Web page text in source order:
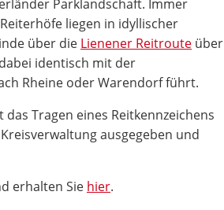
Parklandschaft. Immer
liegen in idyllischer
über die Lienener Reitroute über
identisch mit der
Rheine oder Warendorf führt.
Tragen eines Reitkennzeichens
ausgegeben und
erhalten Sie hier.